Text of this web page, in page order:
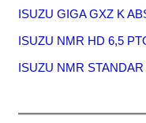
ISUZU GIGA GXZ K
ISUZU NMR HD 6,5
ISUZU NMR